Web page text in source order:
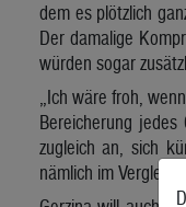
dem es plötzlich
Der damalige
würden sogar
„Ich wäre froh,
Bereicherung
zugleich an, sich
nämlich im Vergleich